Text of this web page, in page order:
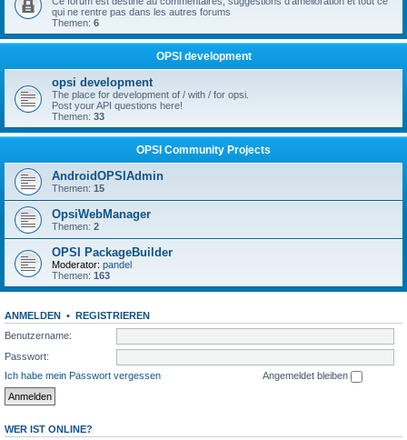
qui ne rentre pas dans les autres forums
Themen: 6
OPSI development
opsi development
The place for development of / with / for opsi.
Post your API questions here!
Themen: 33
OPSI Community Projects
AndroidOPSIAdmin
Themen: 15
OpsiWebManager
Themen: 2
OPSI PackageBuilder
Moderator: pandel
Themen: 163
ANMELDEN • REGISTRIEREN
Benutzername:
Passwort:
Ich habe mein Passwort vergessen
Angemeldet bleiben
WER IST ONLINE?